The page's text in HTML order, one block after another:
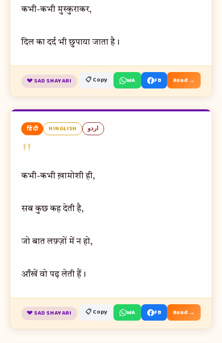
कभी-कभी मुस्कुराकर,
दिल का दर्द भी छुपाया जाता है।
💔 SAD SHAYARI 📋 Copy WA FB Read →
हिंदी HINGLISH اردو
"
कभी-कभी ख़ामोशी ही,
सब कुछ कह देती है,
जो बात लफ़्ज़ों में न हो,
आँखें वो पढ़ लेती हैं।
💔 SAD SHAYARI 📋 Copy WA FB Read →